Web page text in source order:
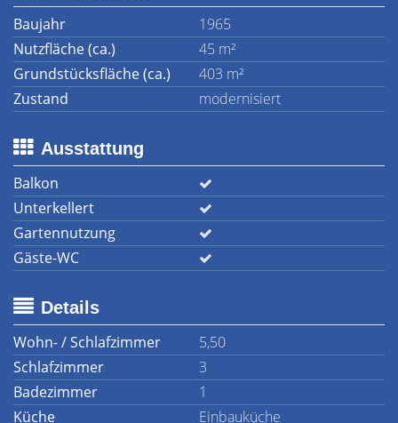
Baujahr
1965
Nutzfläche (ca.)
45 m²
Grundstücksfläche (ca.)
403 m²
Zustand
modernisiert
Ausstattung
Balkon
Unterkellert
Gartennutzung
Gäste-WC
Details
Wohn- / Schlafzimmer
5,50
Schlafzimmer
3
Badezimmer
1
Küche
Einbauküche